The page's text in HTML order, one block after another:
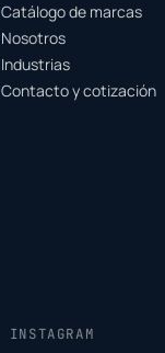
Catálogo de marcas
Nosotros
Industrias
Contacto y cotización
INSTAGRAM